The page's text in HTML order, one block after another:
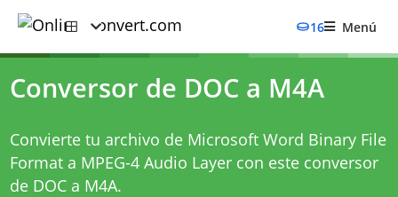
16 Menú
Conversor de DOC a M4A
Convierte tu archivo de Microsoft Word Binary File
Format a MPEG-4 Audio Layer con este conversor
de DOC a M4A.